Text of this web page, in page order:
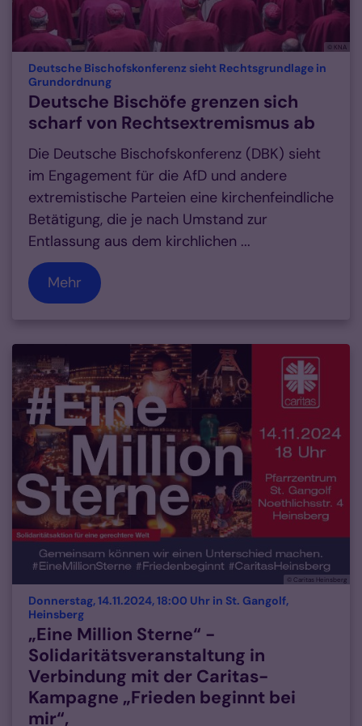
© KNA
Deutsche Bischofskonferenz sieht Rechtsgrundlage in
Grundordnung:
Deutsche Bischöfe grenzen sich
scharf von Rechtsextremismus ab
Die Deutsche Bischofskonferenz (DBK) sieht
im Engagement für die AfD und andere
extremistische Parteien eine kirchenfeindliche
Betätigung, die je nach Umstand zur
Entlassung aus dem kirchlichen ...
Mehr
© Caritas Heinsberg
Donnerstag, 14.11.2024, 18:00 Uhr in St. Gangolf,
Heinsberg:
„Eine Million Sterne“ -
Solidaritätsveranstaltung in
Verbindung mit der Caritas-
Kampagne „Frieden beginnt bei
mir“,